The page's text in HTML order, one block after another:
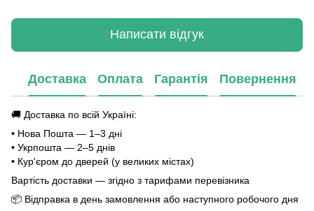
Написати відгук
Доставка Оплата Гарантія Повернення
🚚 Доставка по всій Україні:
• Нова Пошта — 1–3 дні
• Укрпошта — 2–5 днів
• Кур'єром до дверей (у великих містах)
Вартість доставки — згідно з тарифами перевізника
📦 Відправка в день замовлення або наступного робочого дня